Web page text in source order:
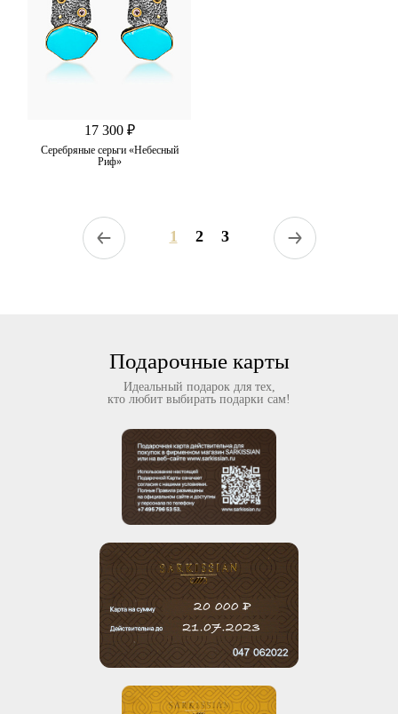
17 300 ₽
Серебряные серьги «Небесный
Риф»
1 2 3
Подарочные карты
Идеальный подарок для тех,
кто любит выбирать подарки сам!